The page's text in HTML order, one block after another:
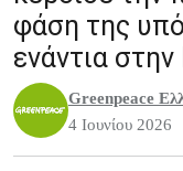
φάση της
ενάντια
Greenpeace
4 Ιουνίου 2026